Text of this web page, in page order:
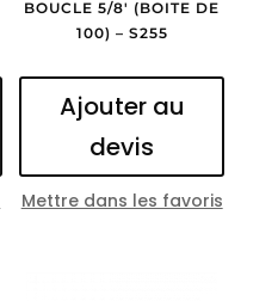
BOUCLE 5/8′ (BOITE DE
100) – S255
Ajouter au
devis
Mettre dans les favoris